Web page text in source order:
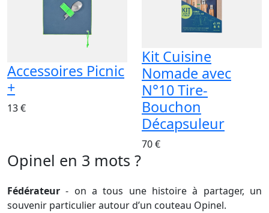
Accessoires Picnic
+
13 €
Kit Cuisine
Nomade avec
N°10 Tire-
Bouchon
Décapsuleur
70 €
Opinel en 3 mots ?
Fédérateur - on a tous une histoire à partager, un
souvenir particulier autour d’un couteau Opinel.